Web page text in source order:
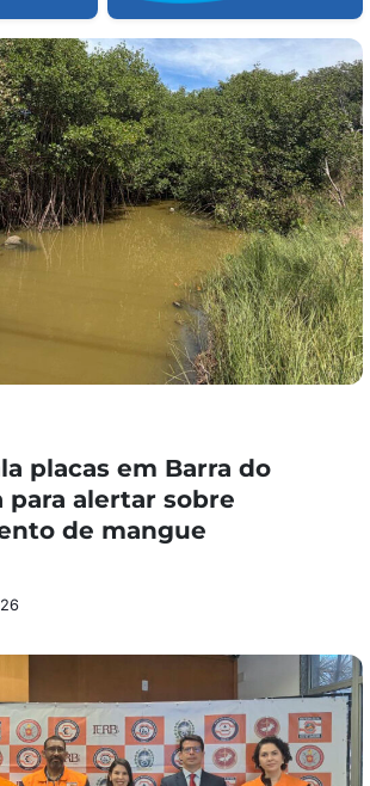
placas em Barra do
para alertar sobre
de mangue